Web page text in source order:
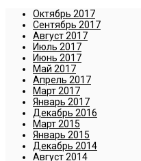
Октябрь 2017
Сентябрь 2017
Август 2017
Июль 2017
Июнь 2017
Май 2017
Апрель 2017
Март 2017
Январь 2017
Декабрь 2016
Март 2015
Январь 2015
Декабрь 2014
Август 2014